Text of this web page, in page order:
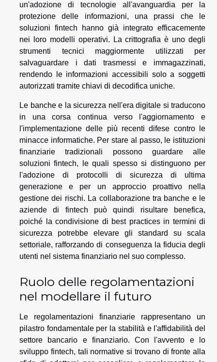
un'adozione di tecnologie all'avanguardia per la
protezione delle informazioni, una prassi che le
soluzioni fintech hanno già integrato efficacemente
nei loro modelli operativi. La crittografia è uno degli
strumenti tecnici maggiormente utilizzati per
salvaguardare i dati trasmessi e immagazzinati,
rendendo le informazioni accessibili solo a soggetti
autorizzati tramite chiavi di decodifica uniche.
Le banche e la sicurezza nell'era digitale si traducono
in una corsa continua verso l'aggiornamento e
l'implementazione delle più recenti difese contro le
minacce informatiche. Per stare al passo, le istituzioni
finanziarie tradizionali possono guardare alle
soluzioni fintech, le quali spesso si distinguono per
l'adozione di protocolli di sicurezza di ultima
generazione e per un approccio proattivo nella
gestione dei rischi. La collaborazione tra banche e le
aziende di fintech può quindi risultare benefica,
poiché la condivisione di best practices in termini di
sicurezza potrebbe elevare gli standard su scala
settoriale, rafforzando di conseguenza la fiducia degli
utenti nel sistema finanziario nel suo complesso.
Ruolo delle regolamentazioni
nel modellare il futuro
Le regolamentazioni finanziarie rappresentano un
pilastro fondamentale per la stabilità e l'affidabilità del
settore bancario e finanziario. Con l'avvento e lo
sviluppo fintech, tali normative si trovano di fronte alla